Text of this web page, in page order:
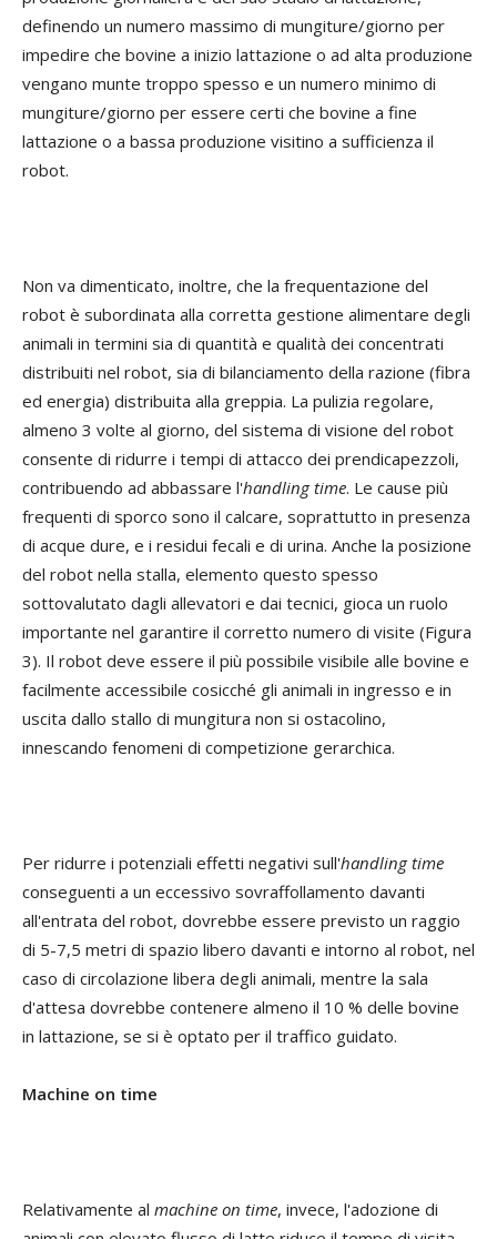
definendo un numero massimo di mungiture/giorno per
impedire che bovine a inizio lattazione o ad alta produzione
vengano munte troppo spesso e un numero minimo di
mungiture/giorno per essere certi che bovine a fine
lattazione o a bassa produzione visitino a sufficienza il
robot.
Non va dimenticato, inoltre, che la frequentazione del
robot è subordinata alla corretta gestione alimentare degli
animali in termini sia di quantità e qualità dei concentrati
distribuiti nel robot, sia di bilanciamento della razione (fibra
ed energia) distribuita alla greppia. La pulizia regolare,
almeno 3 volte al giorno, del sistema di visione del robot
consente di ridurre i tempi di attacco dei prendicapezzoli,
contribuendo ad abbassare l'handling time. Le cause più
frequenti di sporco sono il calcare, soprattutto in presenza
di acque dure, e i residui fecali e di urina. Anche la posizione
del robot nella stalla, elemento questo spesso
sottovalutato dagli allevatori e dai tecnici, gioca un ruolo
importante nel garantire il corretto numero di visite (Figura
3). Il robot deve essere il più possibile visibile alle bovine e
facilmente accessibile cosicché gli animali in ingresso e in
uscita dallo stallo di mungitura non si ostacolino,
innescando fenomeni di competizione gerarchica.
Per ridurre i potenziali effetti negativi sull'handling time
conseguenti a un eccessivo sovraffollamento davanti
all'entrata del robot, dovrebbe essere previsto un raggio
di 5-7,5 metri di spazio libero davanti e intorno al robot, nel
caso di circolazione libera degli animali, mentre la sala
d'attesa dovrebbe contenere almeno il 10 % delle bovine
in lattazione, se si è optato per il traffico guidato.
Machine on time
Relativamente al machine on time, invece, l'adozione di